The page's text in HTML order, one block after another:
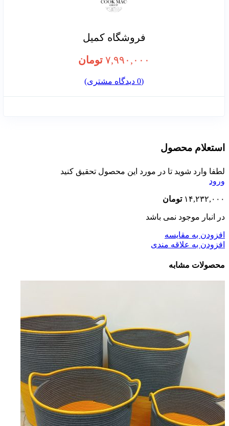
فروشگاه کمیل
۷,۹۹۰,۰۰۰ تومان
(
0 دیدگاه مشتری)
استعلام محصول
لطفا وارد شوید تا در مورد این محصول تحقیق کنید
ورود
۱۴,۲۳۲,۰۰۰ تومان
در انبار موجود نمی باشد
افزودن به مقایسه
افزودن به علاقه مندی
محصولات مشابه